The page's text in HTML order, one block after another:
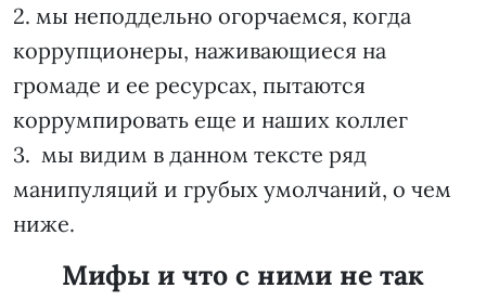
2. мы неподдельно огорчаемся, когда
коррупционеры, наживающиеся на
громаде и ее ресурсах, пытаются
коррумпировать еще и наших коллег
3. мы видим в данном тексте ряд
манипуляций и грубых умолчаний, о чем
ниже.
Мифы и что с ними не так